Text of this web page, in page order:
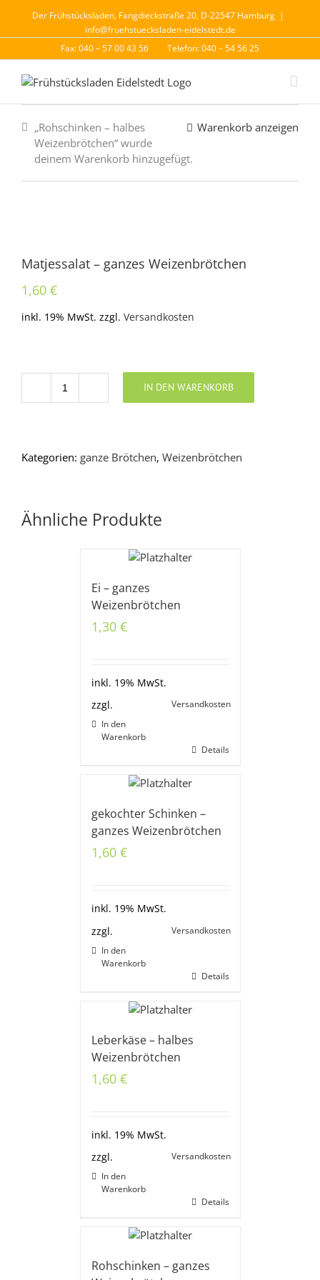
Der Frühstücksladen, Fangdieckstraße 20, D-22547 Hamburg |
info@fruehstuecksladen-eidelstedt.de
Fax: 040 – 57 00 43 56
Telefon: 040 – 54 56 25
Warenkorb anzeigen
„Rohschinken – halbes
Weizenbrötchen“ wurde
deinem Warenkorb hinzugefügt.
Matjessalat – ganzes Weizenbrötchen
1,60 €
inkl. 19% MwSt. zzgl. Versandkosten
Anzahl
IN DEN WARENKORB
Kategorien: ganze Brötchen, Weizenbrötchen
Ähnliche Produkte
Ei – ganzes
Weizenbrötchen
1,30 €
inkl. 19% MwSt.
zzgl.
Versandkosten
In den
Warenkorb
Details
gekochter Schinken –
ganzes Weizenbrötchen
1,60 €
inkl. 19% MwSt.
zzgl.
Versandkosten
In den
Warenkorb
Details
Leberkäse – halbes
Weizenbrötchen
1,60 €
inkl. 19% MwSt.
zzgl.
Versandkosten
In den
Warenkorb
Details
Rohschinken – ganzes